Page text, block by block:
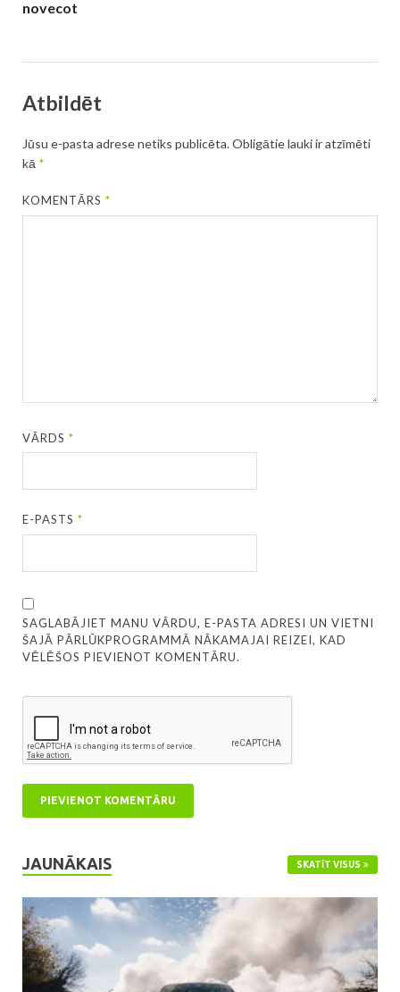
novecot
Atbildēt
Jūsu e-pasta adrese netiks publicēta.Obligātie lauki ir atzīmēti
kā *
KOMENTĀRS*
VĀRDS*
E-PASTS*
SAGLABĀJIET MANU VĀRDU, E-PASTA ADRESI UN VIETNI
ŠAJĀ PĀRLŪKPROGRAMMĀ NĀKAMAJAI REIZEI, KAD
VĒLĒŠOS PIEVIENOT KOMENTĀRU.
JAUNĀKAIS SKATĪT VISUS